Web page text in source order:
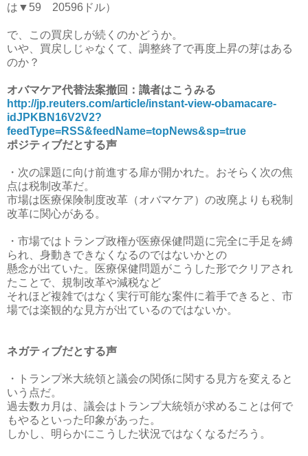
は▼59 20596ドル）
で、この買戻しが続くのかどうか。
いや、買戻しじゃなくて、調整終了で再度上昇の芽はある
のか？
オバマケア代替法案撤回：識者はこうみる
http://jp.reuters.com/article/instant-view-obamacare-
idJPKBN16V2V2?
feedType=RSS&feedName=topNews&sp=true
ポジティブだとする声
・次の課題に向け前進する扉が開かれた。おそらく次の焦
点は税制改革だ。
市場は医療保険制度改革（オバマケア）の改廃よりも税制
改革に関心がある。
・市場ではトランプ政権が医療保健問題に完全に手足を縛
られ、身動きできなくなるのではないかとの
懸念が出ていた。医療保健問題がこうした形でクリアされ
たことで、規制改革や減税など
それほど複雑ではなく実行可能な案件に着手できると、市
場では楽観的な見方が出ているのではないか。
ネガティブだとする声
・トランプ米大統領と議会の関係に関する見方を変えると
いう点だ。
過去数カ月は、議会はトランプ大統領が求めることは何で
もやるといった印象があった。
しかし、明らかにこうした状況ではなくなるだろう。